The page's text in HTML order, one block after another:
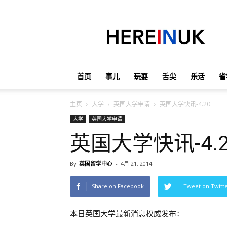
首页 事儿 玩耍 舌尖 乐活
主页 大学 英国大学申请 英国大学快讯-4.20
大学 英国大学申请
英国大学快讯-
By 英国留学中心 - 4月 21, 2014
Share on Facebook Tweet on
本日英国大学最新消息权威发布：